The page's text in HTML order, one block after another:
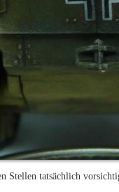
Stellen tatsächlich